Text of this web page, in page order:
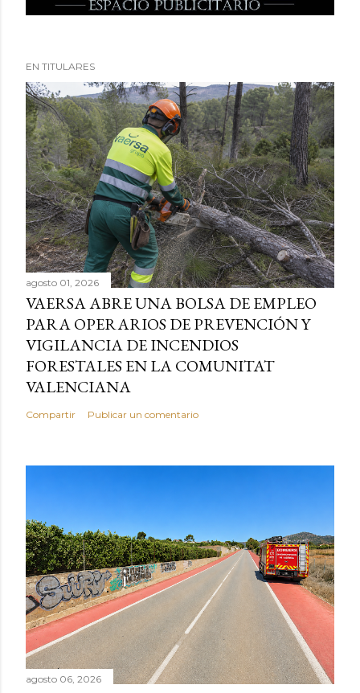
EN TITULARES
agosto 01, 2026
VAERSA ABRE UNA BOLSA DE EMPLEO
PARA OPERARIOS DE PREVENCIÓN Y
VIGILANCIA DE INCENDIOS
FORESTALES EN LA COMUNITAT
VALENCIANA
Compartir Publicar un comentario
agosto 06, 2026